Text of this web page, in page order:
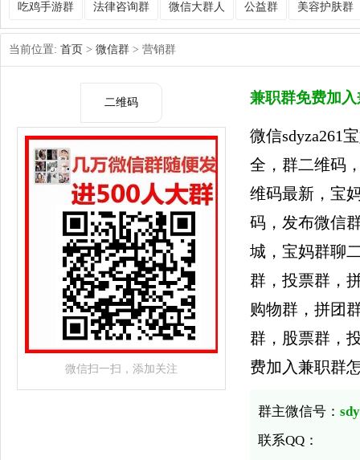
吃鸡手游群 法律咨询群 微信大群人 公益群 美容护肤群
当前位置: 首页 > 微信群 > 营销群
二维码
微信扫一扫，添加关注
兼职群免费加
微信sdyza261
全，群二维码
维码最新，宝
码，发布微信
城，宝妈群聊
群，投票群，
购物群，拼团
群，股票群，
费加入兼职群
群主微信号：
联系QQ：